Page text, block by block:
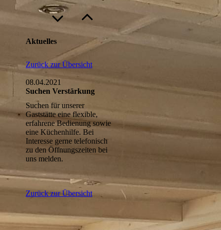
Aktuelles
Zurück zur Übersicht
08.04.2021
Suchen Verstärkung
Suchen für unserer
Gaststätte eine flexible,
erfahrene Bedienung sowie
eine Küchenhilfe. Bei
Interesse gerne telefonisch
zu den Öffnungszeiten bei
uns melden.
Zurück zur Übersicht